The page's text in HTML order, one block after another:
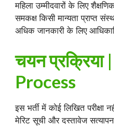
महिला उम्मीदवारों के लिए
समकक्ष किसी मान्यता प्राप्त
अधिक जानकारी के लिए
चयन
Process
इस भर्ती में कोई लिखित परीक्षा
मेरिट सूची और दस्तावेज